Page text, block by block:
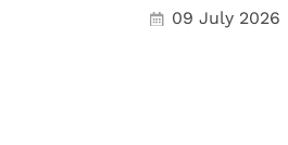
09 July 2026